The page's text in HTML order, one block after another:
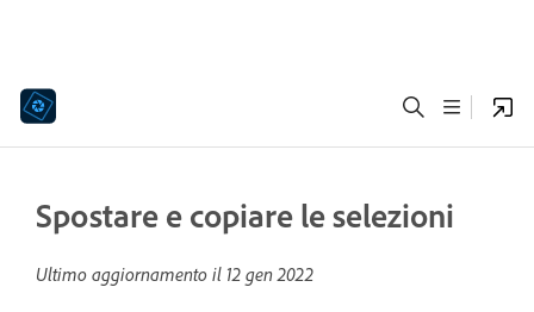
Spostare e copiare le selezioni
Ultimo aggiornamento il 12 gen 2022